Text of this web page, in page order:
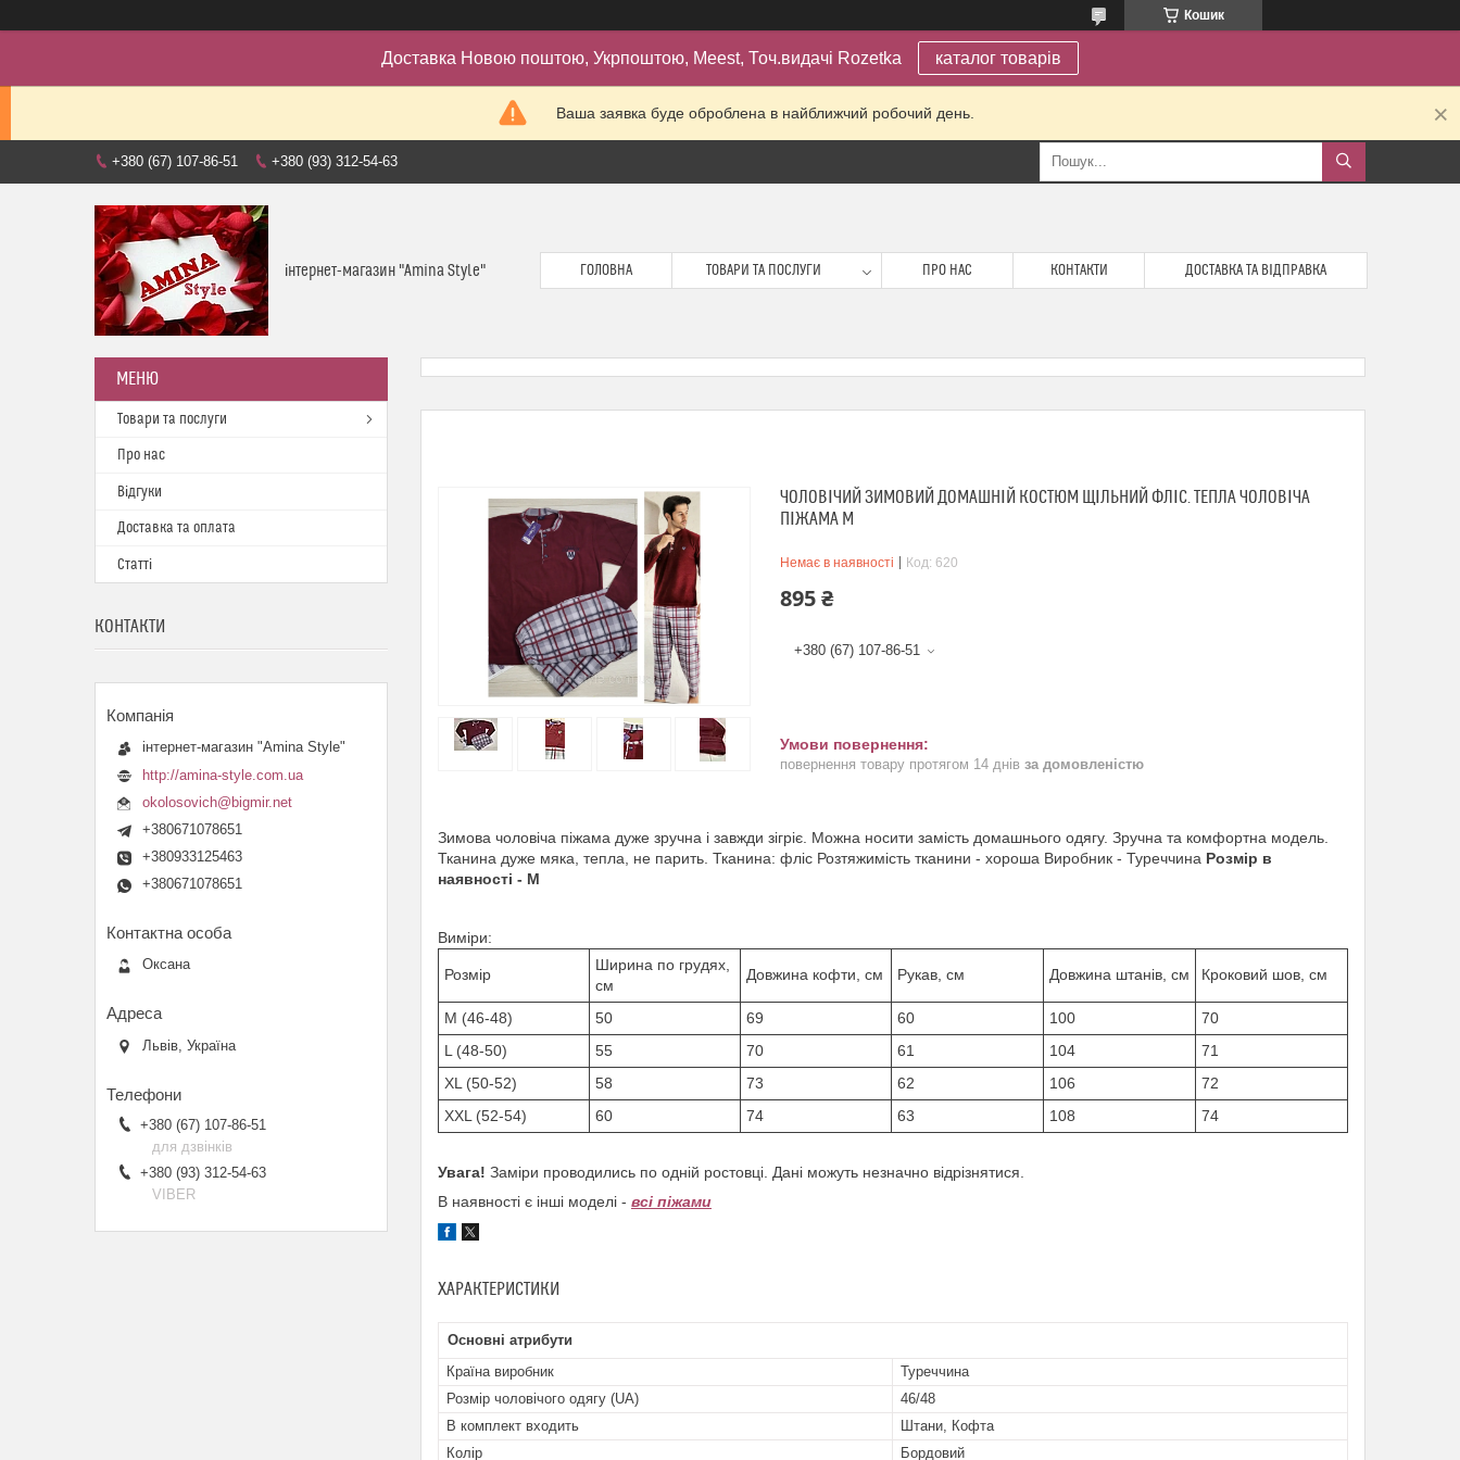
Кошик
Доставка Новою поштою, Укрпоштою, Meest, Точ.видачі Rozetka каталог товарів
Ваша заявка буде оброблена в найближчий робочий день.
+380 (67) 107-86-51 +380 (93) 312-54-63
інтернет-магазин "Amina Style" ГОЛОВНА ТОВАРИ ТА ПОСЛУГИ ПРО НАС КОНТАКТИ ДОСТАВКА ТА ВІДПРАВКА
ЧОЛОВІЧИЙ ЗИМОВИЙ ДОМАШНІЙ КОСТЮМ ЩІЛЬНИЙ ФЛІС. ТЕПЛА ЧОЛОВІЧА
ПІЖАМА М
Немає в наявності Код: 620
895 ₴
+380 (67) 107-86-51
повернення товару протягом 14 днів за домовленістю
Зимова чоловіча піжама дуже зручна і завжди зігріє. Можна носити замість домашнього одягу. Зручна та комфортна модель.
Тканина дуже мяка, тепла, не парить. Тканина: фліс Розтяжимість тканини - хороша Виробник - Туреччина Розмір в
наявності - М
Виміри:
Розмір
Ширина по грудях,
см
Довжина кофти, см Рукав, см Довжина штанів, см Кроковий шов, см
М (46-48) 50 69 60 100
70
L (48-50)
55 70 61 104
71
ХL (50-52)
58 73 62 106
72
ХХL (52-54)
60 74 63 108 74
Увага! Заміри проводились по одній ростовці. Дані можуть незначно відрізнятися.
В наявності є інші моделі - всі піжами
ХАРАКТЕРИСТИКИ
Основні атрибути
Країна виробник
Туреччина
Розмір чоловічого одягу (UA)
46/48
В комплект входить
Штани, Кофта
Колір
Бордовий
Товари та послуги
Про нас
Відгуки
Доставка та оплата
Статті
КОНТАКТИ
інтернет-магазин "Amina Style"
http://amina-style.com.ua
okolosovich@bigmir.net
+380671078651
+380933125463
+380671078651
Оксана
Львів, Україна
+380 (67) 107-86-51
для дзвінків
+380 (93) 312-54-63
VIBER